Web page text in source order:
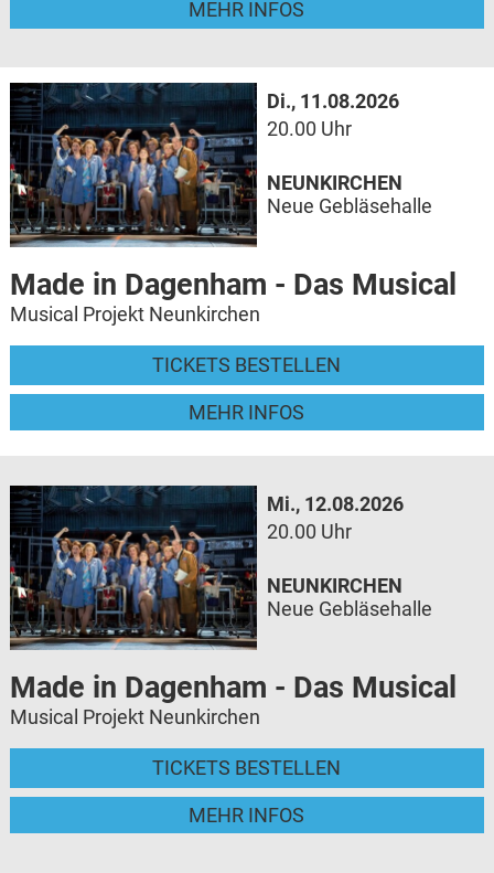
MEHR INFOS
Di., 11.08.2026
20.00 Uhr
Made in Dagenham - Das Musical
Musical Projekt Neunkirchen
TICKETS BESTELLEN
MEHR INFOS
NEUNKIRCHEN
Neue Gebläsehalle
Mi., 12.08.2026
20.00 Uhr
Made in Dagenham - Das Musical
Musical Projekt Neunkirchen
TICKETS BESTELLEN
MEHR INFOS
NEUNKIRCHEN
Neue Gebläsehalle